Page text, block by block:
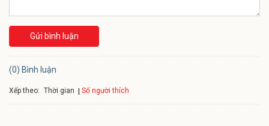
Gửi bình luận
(0) Bình luận
Xếp theo: Thời gian Số người thích